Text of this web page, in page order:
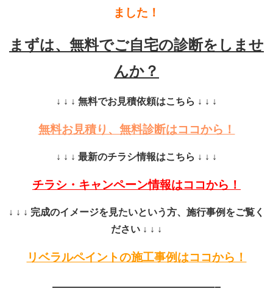
ました！
まずは、無料でご自宅の診断をしませ
んか？
↓ ↓ ↓ 無料でお見積依頼はこちら ↓ ↓ ↓
無料お見積り、無料診断はココから！
↓ ↓ ↓ 最新のチラシ情報はこちら ↓ ↓ ↓
チラシ・キャンペーン情報はココから！
↓ ↓ ↓ 完成のイメージを見たいという方、施行事例をご覧く
ださい ↓ ↓ ↓
リベラルペイントの施工事例はココから！
——————————————–